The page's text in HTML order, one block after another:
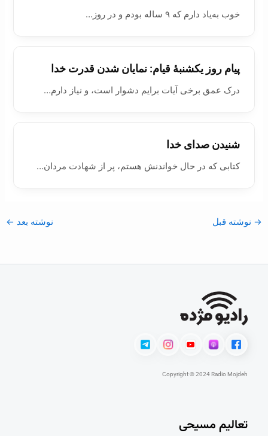
خوب به‌یاد دارم که ۹ ساله بودم و در روز…
پیام روز يکشنبۀ قیام: نمایان شدن قدرت خدا
درک عمق برخی آیات برایم دشوار است، و نیاز دارم…
شنیدن صدای خدا
کتابی که در حال خواندنش هستم، پر از شهادت مردان…
→ نوشته قبل نوشته بعد ←
Copyright © 2024 Radio Mojdeh
تعالیم مسیحی